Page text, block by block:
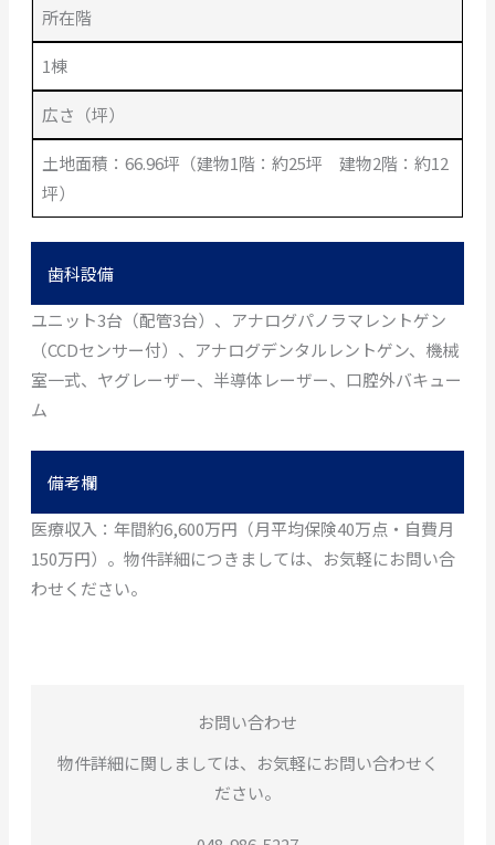
所在階
1棟
広さ（坪）
土地面積：66.96坪（建物1階：約25坪 建物2階：約12
坪）
歯科設備
ユニット3台（配管3台）、アナログパノラマレントゲン
（CCDセンサー付）、アナログデンタルレントゲン、機械
室一式、ヤグレーザー、半導体レーザー、口腔外バキュー
ム
備考欄
医療収入：年間約6,600万円（月平均保険40万点・自費月
150万円）。物件詳細につきましては、お気軽にお問い合
わせください。
お問い合わせ
物件詳細に関しましては、お気軽にお問い合わせく
ださい。